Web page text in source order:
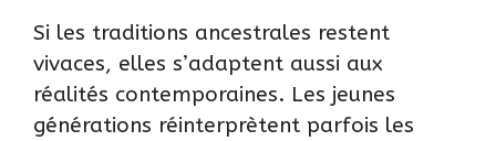
Si les traditions ancestrales restent
vivaces, elles s’adaptent aussi aux
réalités contemporaines. Les jeunes
générations réinterprètent parfois les